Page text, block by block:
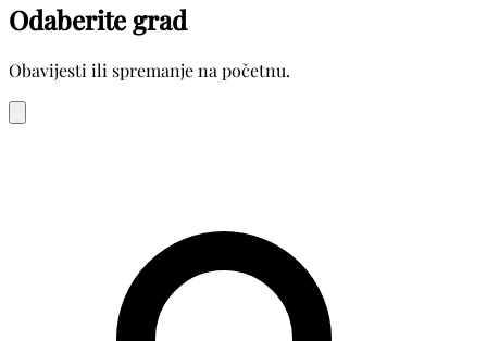
Odaberite grad
Obavijesti ili spremanje na početnu.